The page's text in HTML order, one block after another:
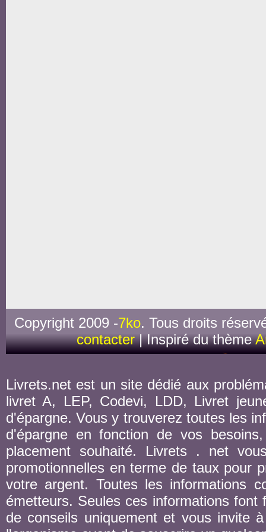
Copyright 2009 -7ko. Tous droits
contacter| Inspiré du thème
Livrets.net est un site dédié aux
livret A, LEP, Codevi, LDD, Livret
d'épargne. Vous y trouverez toutes les
d'épargne en fonction de vos
placement souhaité. Livrets . net
promotionnelles en terme de taux pour
votre argent. Toutes les informations
émetteurs. Seules ces informations
de conseils uniquement et vous invite